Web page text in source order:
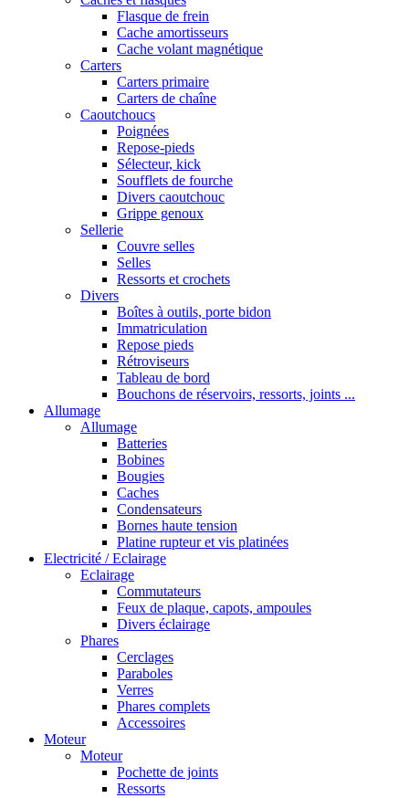
Flasque de frein
Cache amortisseurs
Cache volant magnétique
Carters
Carters primaire
Carters de chaîne
Caoutchoucs
Poignées
Repose-pieds
Sélecteur, kick
Soufflets de fourche
Divers caoutchouc
Grippe genoux
Sellerie
Couvre selles
Selles
Ressorts et crochets
Divers
Boîtes à outils, porte bidon
Immatriculation
Repose pieds
Rétroviseurs
Tableau de bord
Bouchons de réservoirs, ressorts, joints ...
Allumage
Allumage
Batteries
Bobines
Bougies
Caches
Condensateurs
Bornes haute tension
Platine rupteur et vis platinées
Electricité / Eclairage
Eclairage
Commutateurs
Feux de plaque, capots, ampoules
Divers éclairage
Phares
Cerclages
Paraboles
Verres
Phares complets
Accessoires
Moteur
Moteur
Pochette de joints
Ressorts